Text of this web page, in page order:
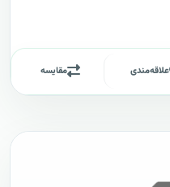
علاقه‌مندی مقایسه